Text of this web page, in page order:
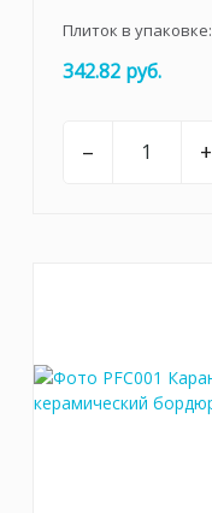
Плиток в упаковке:
342.82 руб.
– +